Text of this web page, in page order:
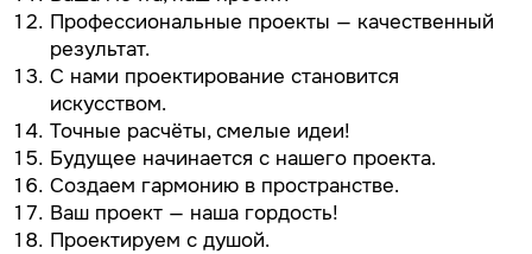
Профессиональные проекты — качественный
результат.
С нами проектирование становится
искусством.
Точные расчёты, смелые идеи!
Будущее начинается с нашего проекта.
Создаем гармонию в пространстве.
Ваш проект — наша гордость!
Проектируем с душой.